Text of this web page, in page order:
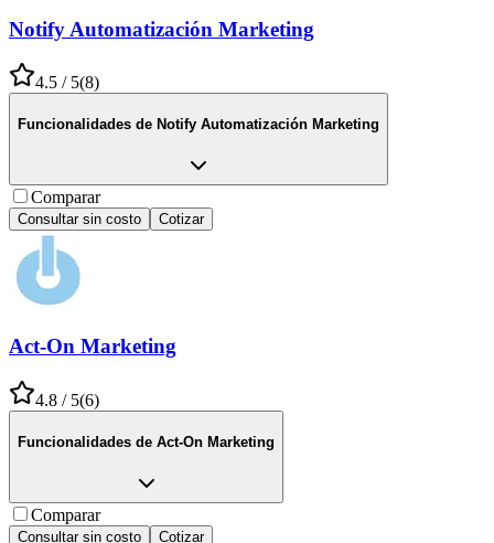
Notify Automatización Marketing
4.5 / 5(8)
Funcionalidades de Notify Automatización Marketing
Comparar
Consultar sin costo Cotizar
Act-On Marketing
4.8 / 5(6)
Funcionalidades de Act-On Marketing
Comparar
Consultar sin costo Cotizar